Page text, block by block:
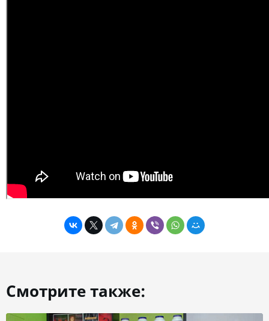
Смотрите также: